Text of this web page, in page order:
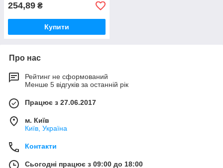
254,89 ₴
Купити
Про нас
Рейтинг не сформований
Менше 5 відгуків за останній рік
Працює з 27.06.2017
м. Київ
Київ, Україна
Контакти
Сьогодні працює з 09:00 до 18:00